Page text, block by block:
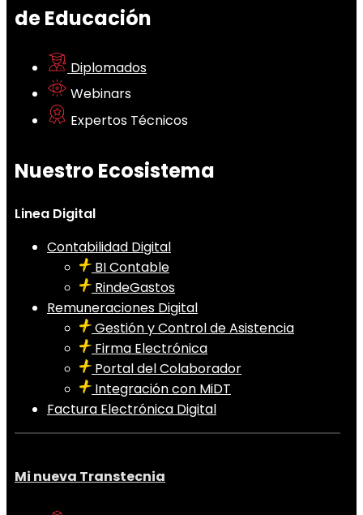
de Educación
Diplomados
Webinars
Expertos Técnicos
Nuestro Ecosistema
Linea Digital
Contabilidad Digital
BI Contable
RindeGastos
Remuneraciones Digital
Gestión y Control de Asistencia
Firma Electrónica
Portal del Colaborador
Integración con MiDT
Factura Electrónica Digital
Mi nueva Transtecnia